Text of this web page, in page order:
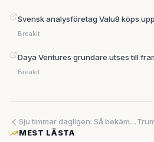
Svensk analysföretag Valu8 köps
Breakit
Daya Ventures grundare utses till
Breakit
Sju timmar dagligen: Så bekämpar Twitch-stjärnan AI-robotar med mänsklig närvaro
MEST LÄSTA